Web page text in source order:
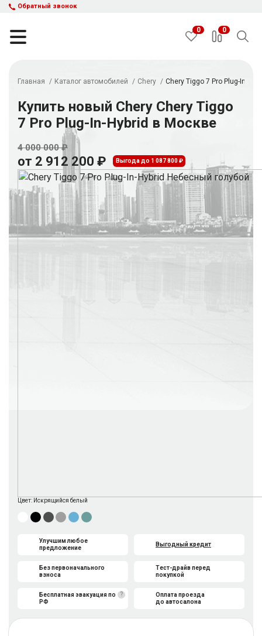
Обратный звонок
НАЙТИ
Кредит и рассрочка
Акции
Такси в кредит
Подбор авто
Спецпредложения
Каталог автомобилей
Авто с пробегом
0 0
Главная Каталог автомобилей Chery Chery Tiggo 7 Pro Plug-In-
Купить новый Chery Chery Tiggo
7 Pro Plug-In-Hybrid в Москве
4 000 000 ₽
от 2 912 200 ₽ Выгода до 1 087 800 ₽
Цвет: Искрящийся белый
Улучшим любое
предложение
Без первоначального
взноса
Выгодный кредит
Тест-драйв перед
покупкой
?
Бесплатная эвакуация по
РФ
Оплата проезда
до автосалона